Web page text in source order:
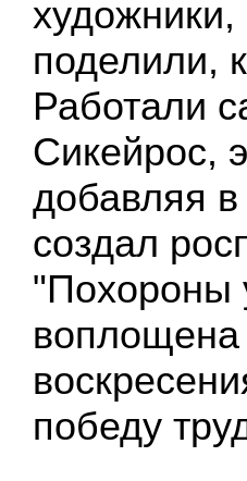
поделили,
Работали
Сикейрос,
добавляя в
создал
"Похороны
воплощена
победу